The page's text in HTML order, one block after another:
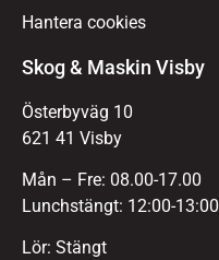
Hantera cookies
Skog & Maskin Visby
Österbyväg 10
621 41 Visby
Mån – Fre: 08.00-17.00
Lunchstängt: 12:00-13:00
Lör: Stängt